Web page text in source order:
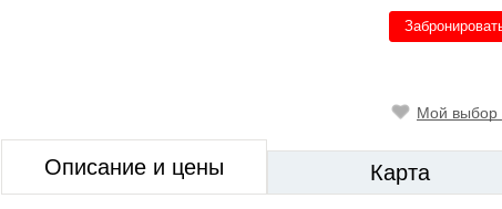
Мой выбор
Описание и цены Карта